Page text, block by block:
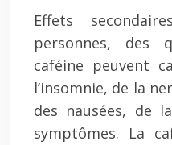
Effets
personnes, des
caféine peuvent
l’insomnie, de la
des nausées, de
symptômes. La